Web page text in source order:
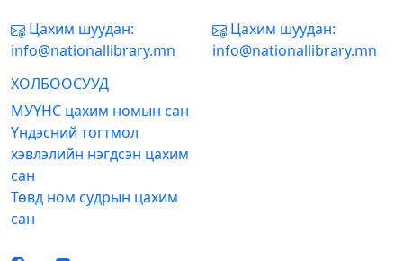
Цахим шуудан:
info@nationallibrary.mn
Цахим шуудан:
info@nationallibrary.mn
ХОЛБООСУУД
МУҮНС цахим номын сан
Үндэсний тогтмол
хэвлэлийн нэгдсэн цахим
сан
Төвд ном судрын цахим
сан